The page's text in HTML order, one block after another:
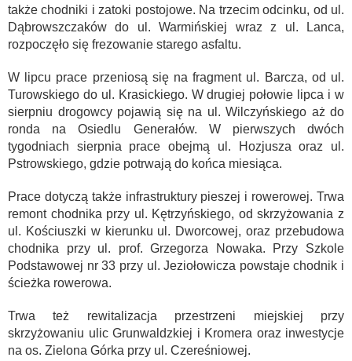
także chodniki i zatoki postojowe. Na trzecim odcinku, od ul.
Dąbrowszczaków do ul. Warmińskiej wraz z ul. Lanca,
rozpoczęło się frezowanie starego asfaltu.
W lipcu prace przeniosą się na fragment ul. Barcza, od ul.
Turowskiego do ul. Krasickiego. W drugiej połowie lipca i w
sierpniu drogowcy pojawią się na ul. Wilczyńskiego aż do
ronda na Osiedlu Generałów. W pierwszych dwóch
tygodniach sierpnia prace obejmą ul. Hozjusza oraz ul.
Pstrowskiego, gdzie potrwają do końca miesiąca.
Prace dotyczą także infrastruktury pieszej i rowerowej. Trwa
remont chodnika przy ul. Kętrzyńskiego, od skrzyżowania z
ul. Kościuszki w kierunku ul. Dworcowej, oraz przebudowa
chodnika przy ul. prof. Grzegorza Nowaka. Przy Szkole
Podstawowej nr 33 przy ul. Jeziołowicza powstaje chodnik i
ścieżka rowerowa.
Trwa też rewitalizacja przestrzeni miejskiej przy
skrzyżowaniu ulic Grunwaldzkiej i Kromera oraz inwestycje
na os. Zielona Górka przy ul. Czereśniowej.